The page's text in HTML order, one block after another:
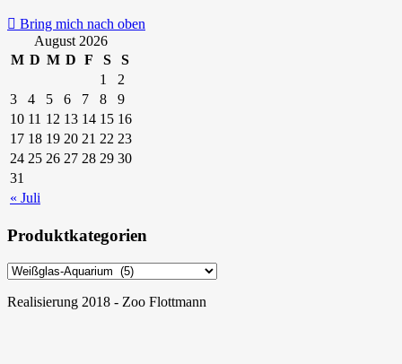
Bring mich nach oben
August 2026
M D M D F S S
« Juli
1
2
3
4 5 6 7 8
9
10 11 12 13 14 15 16
17 18 19 20 21 22 23
24 25 26 27 28 29 30
31
Produktkategorien
Realisierung 2018 - Zoo Flottmann